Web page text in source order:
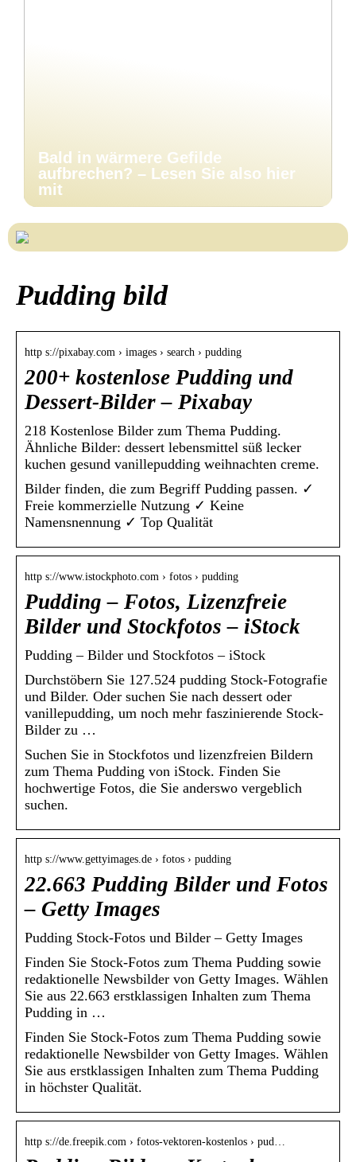
Bald in wärmere Gefilde
aufbrechen? – Lesen Sie also hier
mit
Pudding bild
http s://pixabay.com › images › search › pudding
200+ kostenlose Pudding und
Dessert-Bilder – Pixabay
218 Kostenlose Bilder zum Thema Pudding.
Ähnliche Bilder: dessert lebensmittel süß lecker
kuchen gesund vanillepudding weihnachten creme.
Bilder finden, die zum Begriff Pudding passen. ✓
Freie kommerzielle Nutzung ✓ Keine
Namensnennung ✓ Top Qualität
http s://www.istockphoto.com › fotos › pudding
Pudding – Fotos, Lizenzfreie
Bilder und Stockfotos – iStock
Pudding – Bilder und Stockfotos – iStock
Durchstöbern Sie 127.524 pudding Stock-Fotografie
und Bilder. Oder suchen Sie nach dessert oder
vanillepudding, um noch mehr faszinierende Stock-
Bilder zu …
Suchen Sie in Stockfotos und lizenzfreien Bildern
zum Thema Pudding von iStock. Finden Sie
hochwertige Fotos, die Sie anderswo vergeblich
suchen.
http s://www.gettyimages.de › fotos › pudding
22.663 Pudding Bilder und Fotos
– Getty Images
Pudding Stock-Fotos und Bilder – Getty Images
Finden Sie Stock-Fotos zum Thema Pudding sowie
redaktionelle Newsbilder von Getty Images. Wählen
Sie aus 22.663 erstklassigen Inhalten zum Thema
Pudding in …
Finden Sie Stock-Fotos zum Thema Pudding sowie
redaktionelle Newsbilder von Getty Images. Wählen
Sie aus erstklassigen Inhalten zum Thema Pudding
in höchster Qualität.
http s://de.freepik.com › fotos-vektoren-kostenlos › pud…